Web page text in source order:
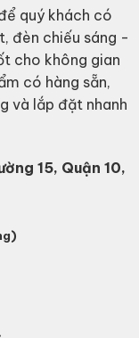
quý khách có
đèn chiếu sáng -
cho không gian
có hàng sẵn,
và lắp đặt nhanh
15, Quận 10,